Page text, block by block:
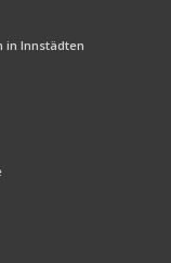
in Innstädten